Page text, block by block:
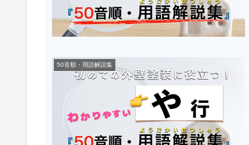
50音順・用語解説集